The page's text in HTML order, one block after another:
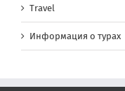
Travel
Информация о турах